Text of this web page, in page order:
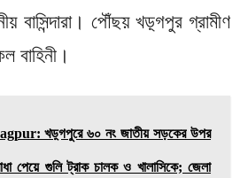
বাসিন্দারা। পৌঁছয় খড়্গপুর গ্রামীণ
বাহিনী।
খড়্গপুরে ৬০ নং জাতীয় সড়কের উপর
পেয়ে গুলি ট্রাক চালক ও খালাসিকে; জেলা